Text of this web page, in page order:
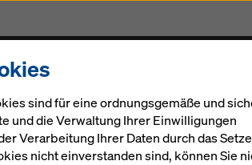
sind für eine ordnungsgemäße und
und die Verwaltung Ihrer Einwilligungen
Verarbeitung Ihrer Daten durch das
nicht einverstanden sind, können Sie